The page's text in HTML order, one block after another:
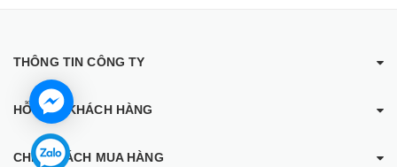
THÔNG TIN CÔNG TY
HỖ TRỢ KHÁCH HÀNG
CHÍNH SÁCH MUA HÀNG